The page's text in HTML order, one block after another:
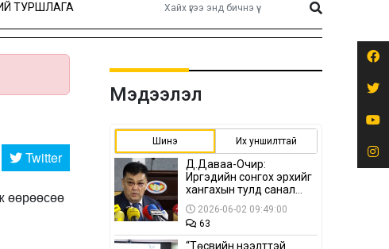
ТУРШЛАГА
Twitter
өөрөөсөө
Мэдээлэл
Шинэ Их уншилттай
Д.Даваа-Очир:
Иргэдийн сонгох эрхийг
хангахын тулд санал
авах олон хэлбэр
нэвтрүүлэх
шаардлагатай
2026-06-02 09:49:00
63
“Төсвийн нээлттэй